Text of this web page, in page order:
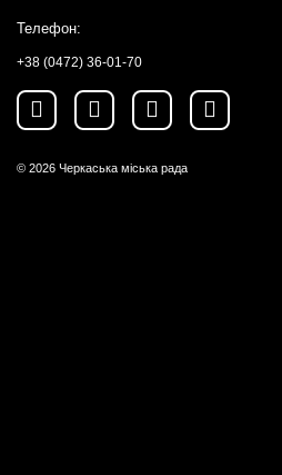
Телефон:
+38 (0472) 36-01-70
© 2026 Черкаська міська рада